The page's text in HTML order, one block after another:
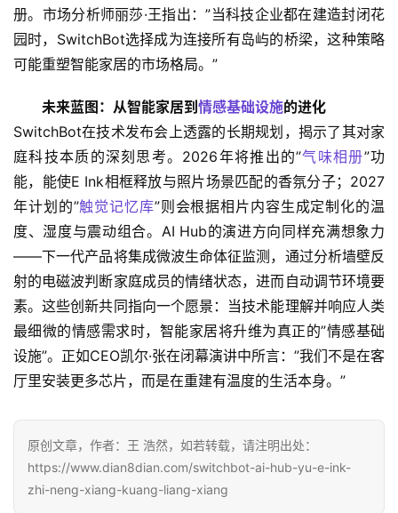
册。市场分析师丽莎·王指出：”当科技企业都在建造封闭花
园时，SwitchBot选择成为连接所有岛屿的桥梁，这种策略
可能重塑智能家居的市场格局。”
未来蓝图：从智能家居到情感基础设施的进化
SwitchBot在技术发布会上透露的长期规划，揭示了其对家
庭科技本质的深刻思考。2026年将推出的”气味相册”功
能，能使E Ink相框释放与照片场景匹配的香氛分子；2027
年计划的”触觉记忆库”则会根据相片内容生成定制化的温
度、湿度与震动组合。AI Hub的演进方向同样充满想象力
——下一代产品将集成微波生命体征监测，通过分析墙壁反
射的电磁波判断家庭成员的情绪状态，进而自动调节环境要
素。这些创新共同指向一个愿景：当技术能理解并响应人类
最细微的情感需求时，智能家居将升维为真正的”情感基础
设施”。正如CEO凯尔·张在闭幕演讲中所言：”我们不是在客
厅里安装更多芯片，而是在重建有温度的生活本身。”
原创文章，作者：王 浩然，如若转载，请注明出处：
https://www.dian8dian.com/switchbot-ai-hub-yu-e-ink-
zhi-neng-xiang-kuang-liang-xiang